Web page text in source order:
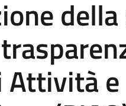
Attività e